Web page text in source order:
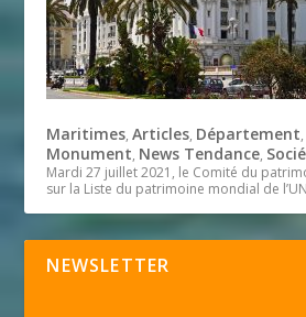
Maritimes,Articles, Département,
Monument, News Tendance,
Mardi 27 juillet 2021, le Comité du
sur la Liste du patrimoine mondial de
NEWSLETTER